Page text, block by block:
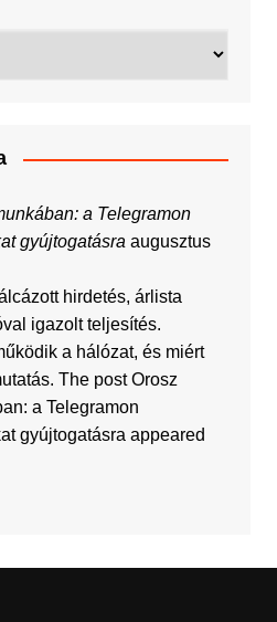
a Telegramon
gyújtogatásra augusztus
hirdetés, árlista
igazolt teljesítés.
a hálózat, és miért
The post Orosz
a Telegramon
gyújtogatásra appeared